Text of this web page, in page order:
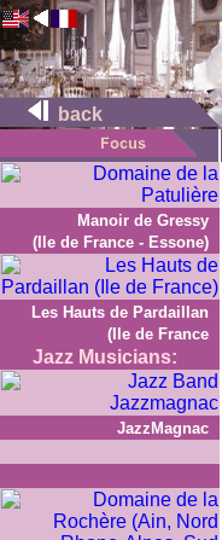
back
Manoir de Gressy
(Ile de France - Essone)
Les Hauts de Pardaillan
(Ile de France
Jazz Musicians:
JazzMagnac